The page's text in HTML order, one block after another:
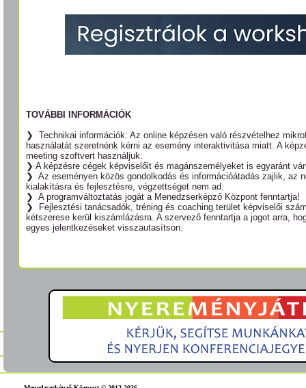
TOVÁBBI INFORMÁCIÓK
❯ Technikai információk: Az online képzésen való részvételhez
használatát szeretnénk kérni az esemény interaktivitása miatt. A
meeting szoftvert használjuk.
❯ A képzésre cégek képviselőit és magánszemélyeket is egyaránt
❯ Az eseményen közös gondolkodás és információátadás zajlik, az
kialakításra és fejlesztésre, végzettséget nem ad.
❯ A programváltoztatás jogát a Menedzserképző Központ fenntartja!
❯ Fejlesztési tanácsadók, tréning és coaching terület képviselői
kétszerese kerül kiszámlázásra. A szervező fenntartja a jogot arra,
egyes jelentkezéseket visszautasítson.